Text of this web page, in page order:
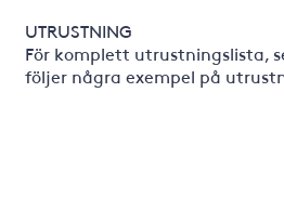
UTRUSTNING
För komplett utrustningslista,
följer några exempel på